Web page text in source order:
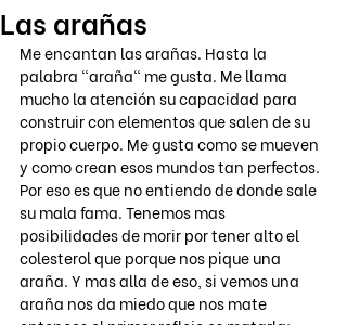
Las arañas
Me encantan las arañas. Hasta la
palabra "araña" me gusta. Me llama
mucho la atención su capacidad para
construir con elementos que salen de su
propio cuerpo. Me gusta como se mueven
y como crean esos mundos tan perfectos.
Por eso es que no entiendo de donde sale
su mala fama. Tenemos mas
posibilidades de morir por tener alto el
colesterol que porque nos pique una
araña. Y mas alla de eso, si vemos una
araña nos da miedo que nos mate